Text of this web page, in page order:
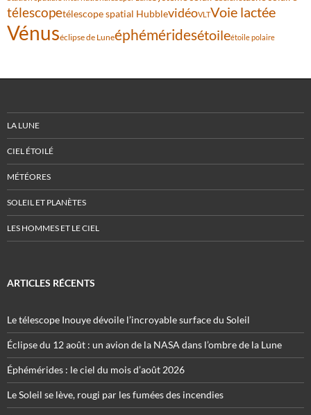
télescopetélescope spatial HubblevidéoVLTVoie lactée
Vénuséclipse de Luneéphéméridesétoileétoile polaire
LA LUNE
CIEL ÉTOILÉ
MÉTÉORES
SOLEIL ET PLANÈTES
LES HOMMES ET LE CIEL
ARTICLES RÉCENTS
Le télescope Inouye dévoile l’incroyable surface du Soleil
Éclipse du 12 août : un avion de la NASA dans l’ombre de la Lune
Éphémérides : le ciel du mois d’août 2026
Le Soleil se lève, rougi par les fumées des incendies